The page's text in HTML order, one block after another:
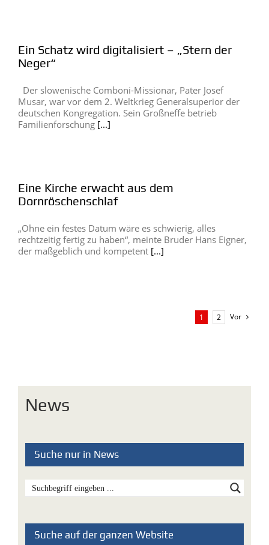
Ein Schatz wird digitalisiert – „Stern der
Neger“
Der slowenische Comboni-Missionar, Pater Josef
Musar, war vor dem 2. Weltkrieg Generalsuperior der
deutschen Kongregation. Sein Großneffe betrieb
Familienforschung [...]
Eine Kirche erwacht aus dem
Dornröschenschlaf
„Ohne ein festes Datum wäre es schwierig, alles
rechtzeitig fertig zu haben“, meinte Bruder Hans Eigner,
der maßgeblich und kompetent [...]
1 2 Vor
News
Suche nur in News
Suche auf der ganzen Website